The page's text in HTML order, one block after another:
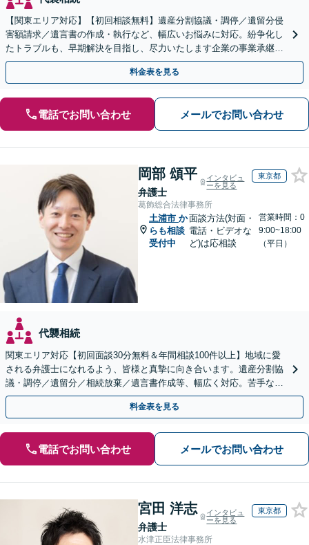
【関東エリア対応】【初回相談無料】遺産分割協議・調停／遺留分侵
害額請求／遺言書の作成・執行など、幅広いお悩みに対応。紛争化し
たトラブルも、早期解決を目指し、尽力いたします企業の事業承継の
お悩みもご相談ください【夜間・休日面談】【電話相談可】
料金表を見る
電話でお問い合わせ メールでお問い合わせ
岡部 頌平
弁護士
インタビュ
ーを見る
東京都
葛飾総合法律事務所
土浦市 か
らも相談
受付中
面談方法(対面・
電話・ビデオな
ど)は応相談
営業時間：0
9:00~18:00
（平日）
代襲相続
関東エリア対応【初回面談30分無料＆年間相談100件以上】地域に愛
される弁護士になれるよう、皆様と真摯に向き合います。遺産分割協
議・調停／遺留分／相続放棄／遺言書作成等、幅広く対応。苦手な親
族との交渉や書面作成等も◎【分かりやすい費用体系】
料金表を見る
電話でお問い合わせ メールでお問い合わせ
宮田 洋志
弁護士
インタビュ
ーを見る
東京都
水津正臣法律事務所